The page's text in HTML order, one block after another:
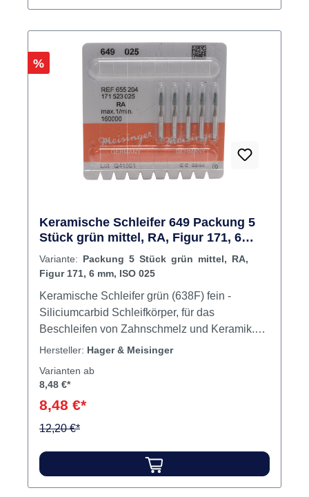
Rabatt
%
Keramische Schleifer 649 Packung 5
Stück grün mittel, RA, Figur 171, 6
mm, ISO 025
Variante: Packung 5 Stück grün mittel, RA,
Figur 171, 6 mm, ISO 025
Keramische Schleifer grün (638F) fein -
Siliciumcarbid Schleifkörper, für das
Beschleifen von Zahnschmelz und Keramik.
Indikationen: Prophylaxe, Füllungsbearbeitung
Siliciumcarbid Schleifkörper, für das
Füllungsbearbeitung Arkansasschleifer weiß
(638XF), extra fein - für das
Füllungsmaterialien, insbesondere auch aller
Komposite. Signifikante Reduzierung des
Hersteller: Hager & Meisinger
Varianten ab
8,48 €*
8,48 €*
12,20 €*